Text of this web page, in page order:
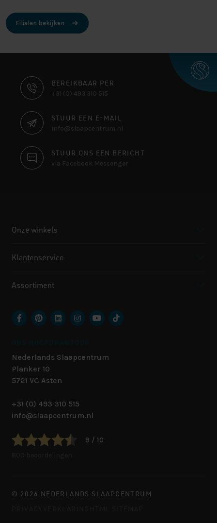
Filialen bekijken
CONTACT
INFORMATIE
BEREIKBAAR PER
+31 (0) 493 310 515
STUUR EEN E-MAIL
info@slaapcentrum.nl
STUUR ONS EEN BERICHT
via Facebook Messenger
Onze winkels
Klantenservice
Assortiment
Nederlands Slaapcentrum
Planker 10
5721 VG Asten
+31 (0) 493 310 515
info@slaapcentrum.nl
9 / 10
© 2026 NEDERLANDS SLAAPCENTRUM